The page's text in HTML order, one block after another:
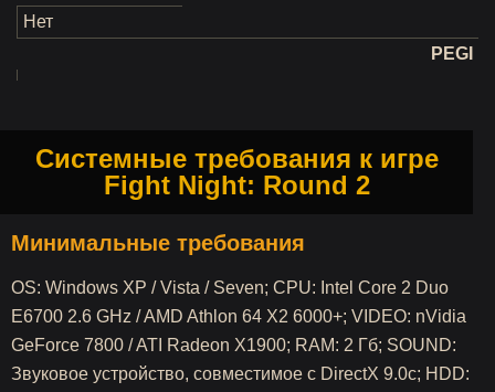
Нет
PEGI
Системные требования к игре
Fight Night: Round 2
Минимальные требования
OS: Windows XP / Vista / Seven; CPU: Intel Core 2 Duo
E6700 2.6 GHz / AMD Athlon 64 X2 6000+; VIDEO: nVidia
GeForce 7800 / ATI Radeon X1900; RAM: 2 Гб; SOUND:
Звуковое устройство, совместимое с DirectX 9.0c; HDD: